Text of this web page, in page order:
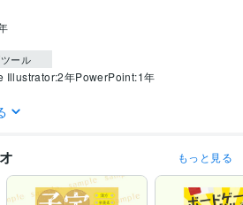
ール
Illustrator:2年PowerPoint:1年
2018年2月
もっと見る